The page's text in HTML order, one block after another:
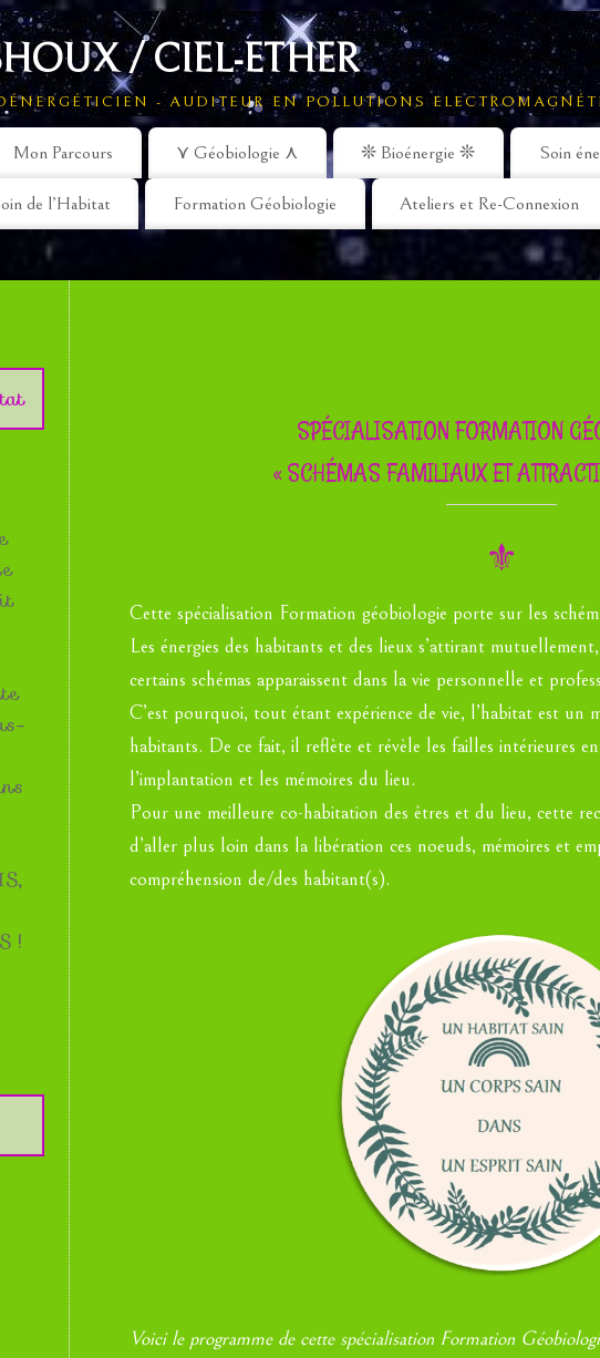
/ CIEL-ETHER
- AUDITEUR EN POLLUTIONS
Mon Parcours ⋎ Géobiologie ⋏ ❊ Bioénergie ❊ Soin
de l’Habitat Formation Géobiologie Ateliers et Re-Connexion
SPÉCIALISATION FORMATION
« SCHÉMAS FAMILIAUX ET
⚜
Cette spécialisation Formation géobiologie porte sur les
Les énergies des habitants et des lieux s’attirant
certains schémas apparaissent dans la vie personnelle et
C’est pourquoi, tout étant expérience de vie, l’habitat est un
habitants. De ce fait, il reflète et révèle les failles intérieures
l’implantation et les mémoires du lieu.
Pour une meilleure co-habitation des êtres et du lieu, cette
d’aller plus loin dans la libération ces noeuds, mémoires et
compréhension de/des habitant(s).
Voici le programme de cette spécialisation Formation
!